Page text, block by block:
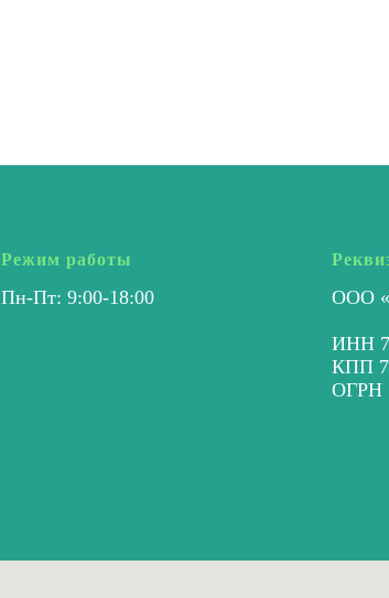
Режим работы
Пн-Пт: 9:00-18:00 ООО
ИНН
КПП
ОГРН